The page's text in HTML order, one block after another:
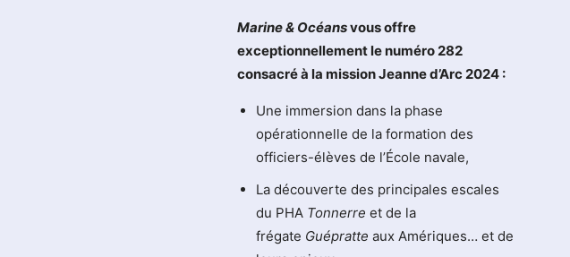
Marine & Océansvous offre
exceptionnellement le numéro 282
consacré à la mission Jeanne d’Arc 2024 :
Une immersion dans la phase
opérationnelle de la formation des
officiers-élèves de l’École navale,
La découverte des principales escales
du PHA Tonnerre et de la
frégate Guépratte aux Amériques… et de